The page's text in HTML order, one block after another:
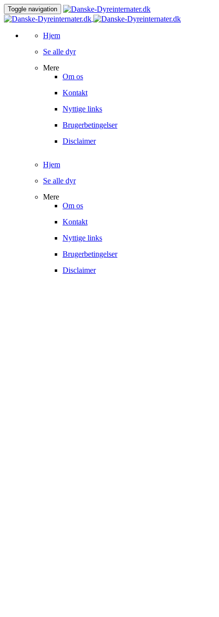
Toggle navigation
Hjem
Se alle dyr
Mere
Om os
Kontakt
Nyttige links
Brugerbetingelser
Disclaimer
Hjem
Se alle dyr
Mere
Om os
Kontakt
Nyttige links
Brugerbetingelser
Disclaimer